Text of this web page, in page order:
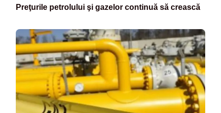
Preţurile petrolului şi gazelor continuă să crească